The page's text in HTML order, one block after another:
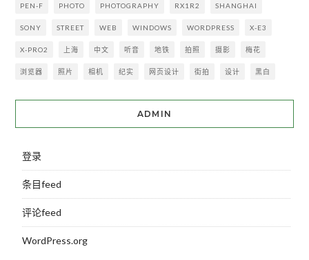
PEN-F PHOTO PHOTOGRAPHY RX1R2 SHANGHAI
SONY STREET WEB WINDOWS WORDPRESS X-E3
X-PRO2 上海 中文 听音 地铁 拍照 摄影 梅花
浏览器 照片 相机 纪实 网页设计 街拍 设计 黑白
ADMIN
登录
条目feed
评论feed
WordPress.org